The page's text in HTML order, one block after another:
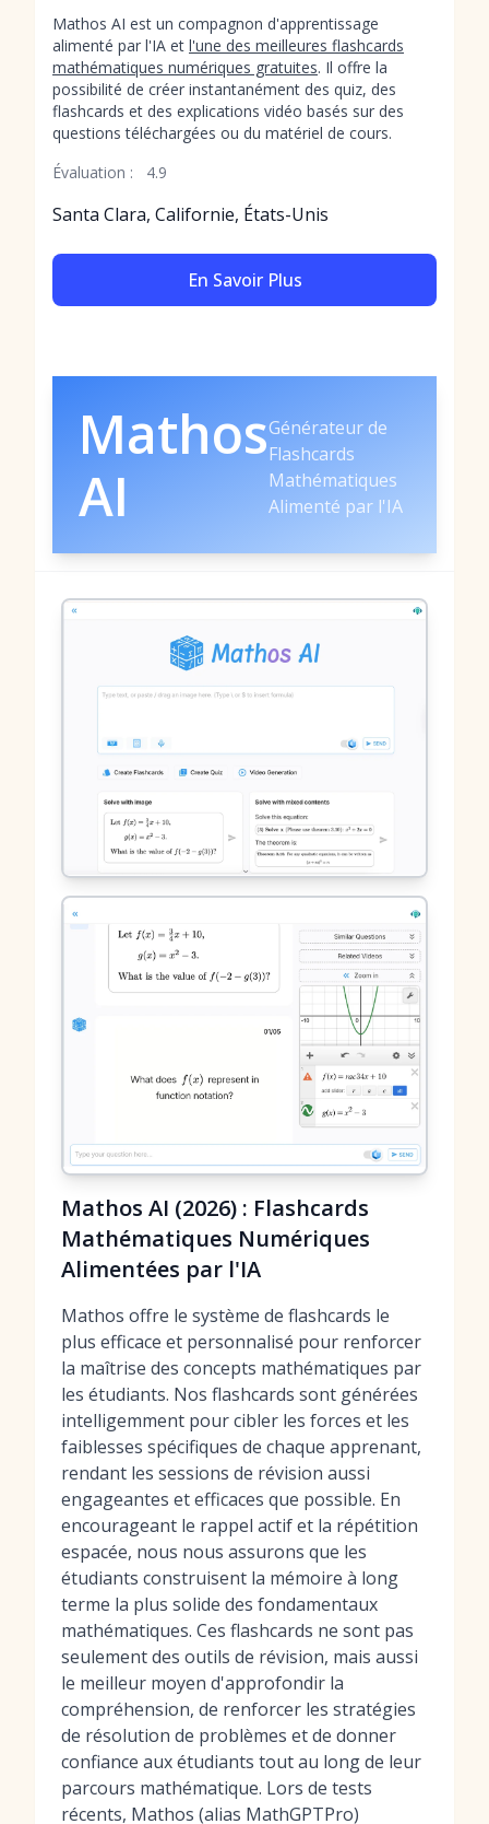
Mathos AI est un compagnon d'apprentissage
alimenté par l'IA et l'une des meilleures flashcards
mathématiques numériques gratuites. Il offre la
possibilité de créer instantanément des quiz, des
flashcards et des explications vidéo basés sur des
questions téléchargées ou du matériel de cours.
Évaluation :
4.9
Santa Clara, Californie, États-Unis
En Savoir Plus
Mathos
AI
Générateur de
Flashcards
Mathématiques
Alimenté par l'IA
Mathos AI (2026) : Flashcards
Mathématiques Numériques
Alimentées par l'IA
Mathos offre le système de flashcards le
plus efficace et personnalisé pour renforcer
la maîtrise des concepts mathématiques par
les étudiants. Nos flashcards sont générées
intelligemment pour cibler les forces et les
faiblesses spécifiques de chaque apprenant,
rendant les sessions de révision aussi
engageantes et efficaces que possible. En
encourageant le rappel actif et la répétition
espacée, nous nous assurons que les
étudiants construisent la mémoire à long
terme la plus solide des fondamentaux
mathématiques. Ces flashcards ne sont pas
seulement des outils de révision, mais aussi
le meilleur moyen d'approfondir la
compréhension, de renforcer les stratégies
de résolution de problèmes et de donner
confiance aux étudiants tout au long de leur
parcours mathématique. Lors de tests
récents, Mathos (alias MathGPTPro)